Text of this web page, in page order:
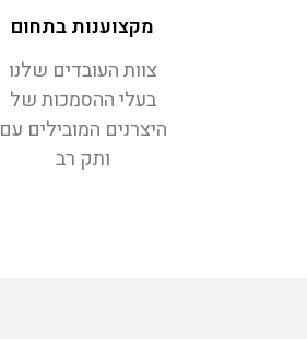
מקצוענות בתחום
צוות העובדים שלנו
בעלי ההסמכות של
היצרנים המובילים עם
ותק רב